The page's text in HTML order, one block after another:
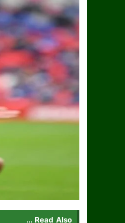
Read Also ...